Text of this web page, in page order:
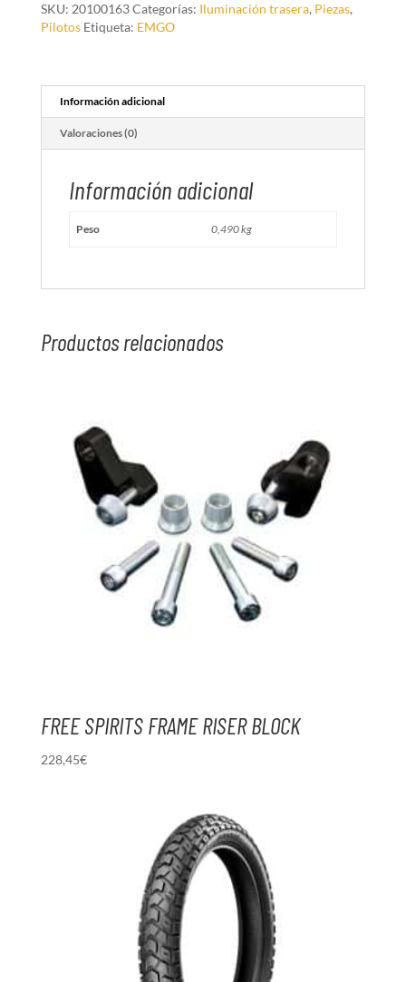
SKU: 20100163Categorías: Iluminación trasera, Piezas,
Pilotos Etiqueta: EMGO
Información adicional
Valoraciones (0)
Información adicional
Peso 0,490 kg
Productos relacionados
FREE SPIRITS FRAME RISER BLOCK
228,45€